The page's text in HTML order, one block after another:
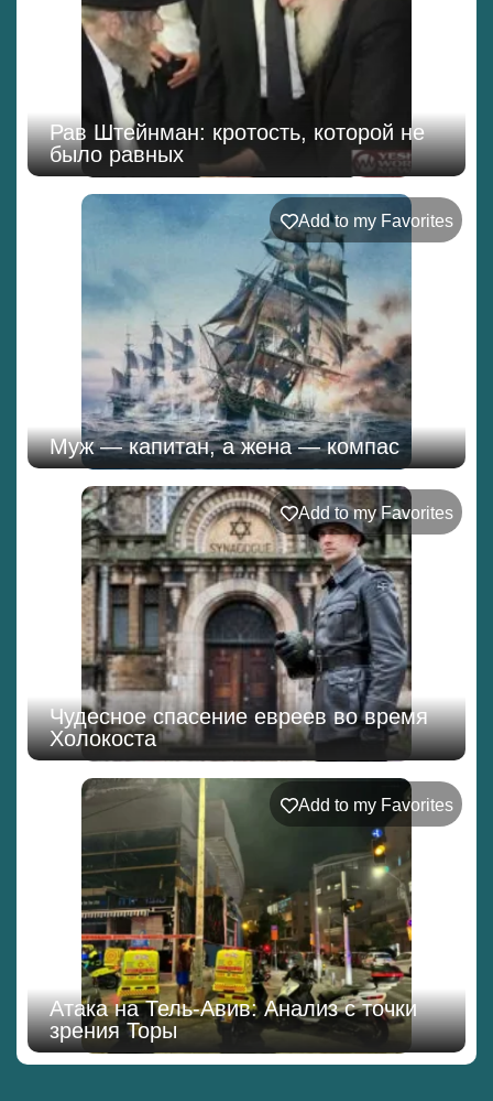
Рав Штейнман: кротость, которой не
было равных
Add to my Favorites
Муж — капитан, а жена — компас
Add to my Favorites
Чудесное спасение евреев во время
Холокоста
Add to my Favorites
Атака на Тель-Авив: Анализ с точки
зрения Торы